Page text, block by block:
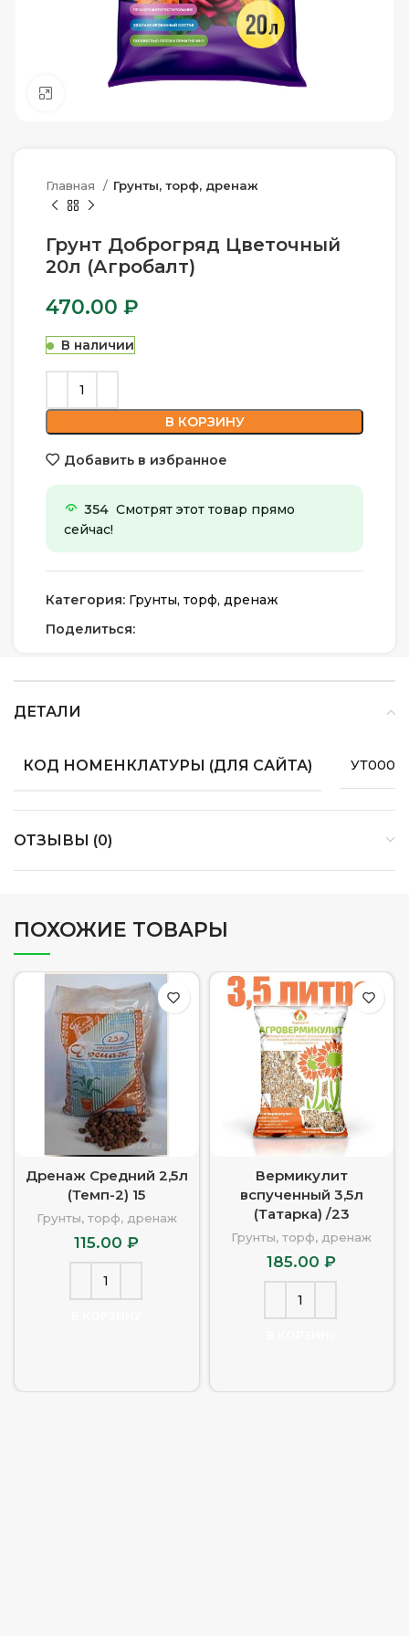
Главная Грунты, торф, дренаж
Грунт Доброгряд Цветочный
20л (Агробалт)
470.00 ₽
В наличии
В КОРЗИНУ
Добавить в избранное
354 Смотрят этот товар прямо
сейчас!
Категория: Грунты, торф, дренаж
Поделиться:
ДЕТАЛИ
КОД НОМЕНКЛАТУРЫ (ДЛЯ САЙТА)
ОТЗЫВЫ (0)
ПОХОЖИЕ ТОВАРЫ
Дренаж Средний 2,5л
(Темп-2) 15
Грунты, торф, дренаж
115.00₽
Вермикулит
вспученный 3,5л
(Татарка) /23
Грунты, торф, дренаж
185.00₽